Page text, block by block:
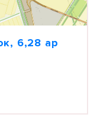
6,28 ар